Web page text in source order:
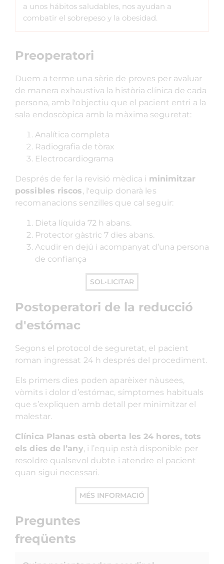
a unos hábitos saludables, nos ayudan a
combatir el sobrepeso y la obesidad.
Preoperatori
Duem a terme una sèrie de proves per avaluar
de manera exhaustiva la història clínica de cada
persona, amb l'objectiu que el pacient entri a la
sala endoscòpica amb la màxima seguretat:
Analítica completa
Radiografia de tòrax
Electrocardiograma
Després de fer la revisió mèdica i minimitzar
possibles riscos, l'equip donarà les
recomanacions senzilles que cal seguir:
Dieta líquida 72 h abans.
Protector gàstric 7 dies abans.
Acudir en dejú i acompanyat d’una persona
de confiança
SOL•LICITAR
Postoperatori de la reducció
d'estómac
Segons el protocol de seguretat, el pacient
roman ingressat 24 h després del procediment.
Els primers dies poden aparèixer nàusees,
vòmits i dolor d’estómac, símptomes habituals
que s’expliquen amb detall per minimitzar el
malestar.
Clínica Planas està oberta les 24 hores, tots
els dies de l’any, i l’equip està disponible per
resoldre qualsevol dubte i atendre el pacient
quan sigui necessari.
MÉS INFORMACIÓ
Preguntes
freqüents